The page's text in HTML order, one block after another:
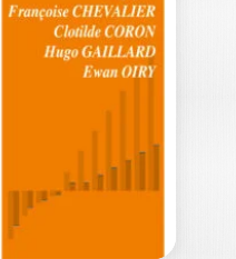
|
l'enseignement
29,50 €